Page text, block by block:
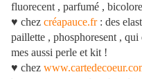
fluorecent , parfumé ,
♥ chez créapauce.fr: des
paillette , phosphoresent ,
mes aussi perle et kit !
♥ chez